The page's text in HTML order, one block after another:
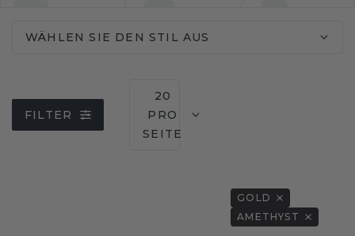
WÄHLEN SIE DEN STIL AUS
FILTER
20
PRO
SEITE
GOLD
AMETHYST